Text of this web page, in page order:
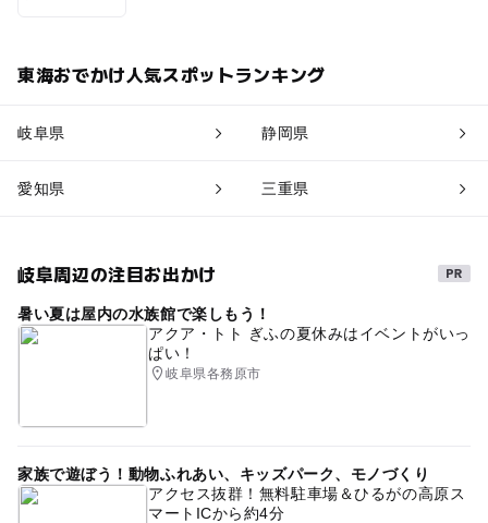
東海おでかけ人気スポットランキング
岐阜県 静岡県
愛知県 三重県
岐阜周辺の注目お出かけ
暑い夏は屋内の水族館で楽しもう！
アクア・トト ぎふの夏休みはイベントがいっ
ぱい！
岐阜県各務原市
家族で遊ぼう！動物ふれあい、キッズパーク、モノづくり
アクセス抜群！無料駐車場＆ひるがの高原ス
マートICから約4分